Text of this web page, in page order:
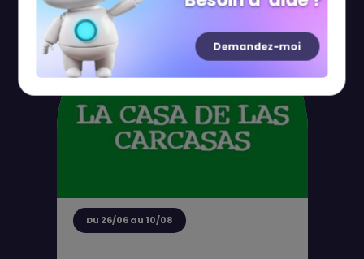
Du 26/06 au 10/08
Demandez-moi